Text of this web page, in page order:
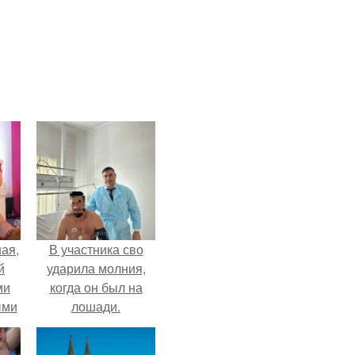
В участника сво
ударила молния,
когда он был на
лошади.